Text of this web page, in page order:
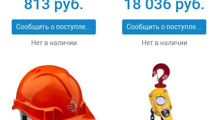
813 руб.
Сообщить о поступлении
Нет в наличии
18 036 руб.
Сообщить о поступлении
Нет в наличии